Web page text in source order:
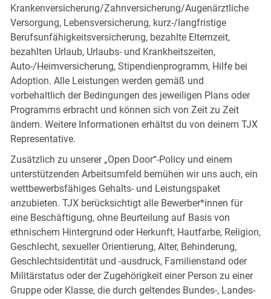
Krankenversicherung/Zahnversicherung/Augenärztliche
Versorgung, Lebensversicherung, kurz-/langfristige
Berufsunfähigkeitsversicherung, bezahlte Elternzeit,
bezahlten Urlaub, Urlaubs- und Krankheitszeiten,
Auto-/Heimversicherung, Stipendienprogramm, Hilfe bei
Adoption. Alle Leistungen werden gemäß und
vorbehaltlich der Bedingungen des jeweiligen Plans oder
Programms erbracht und können sich von Zeit zu Zeit
ändern. Weitere Informationen erhältst du von deinem TJX
Representative.
Zusätzlich zu unserer „Open Door“-Policy und einem
unterstützenden Arbeitsumfeld bemühen wir uns auch, ein
wettbewerbsfähiges Gehalts- und Leistungspaket
anzubieten. TJX berücksichtigt alle Bewerber*innen für
eine Beschäftigung, ohne Beurteilung auf Basis von
ethnischem Hintergrund oder Herkunft, Hautfarbe, Religion,
Geschlecht, sexueller Orientierung, Alter, Behinderung,
Geschlechtsidentität und -ausdruck, Familienstand oder
Militärstatus oder der Zugehörigkeit einer Person zu einer
Gruppe oder Klasse, die durch geltendes Bundes-, Landes-